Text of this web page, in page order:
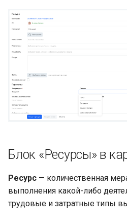
Блок «Ресурсы» в
Ресурс — количественная
выполнения какой-либо
трудовые и затратные типы